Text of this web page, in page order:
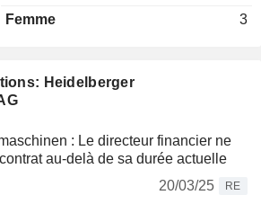
Heidelberger
: Le directeur financier ne
au-delà de sa durée actuelle
20/03/25
RE
Femme
3